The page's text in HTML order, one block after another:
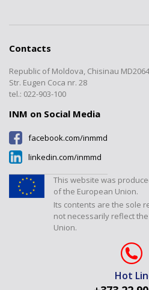
INM structure
Cooperation
Contacts
Frequency Measurements”
Laboratory
”Temperature and Humidity
Measurements” Laboratory
”Dimensional Measurements”
Laboratory
”Flow and Volume” Laboratory
”Physical-Chemical
Measurements” Laboratory
Laboratorul "Presiuni și forțe"
Documents
Certified products register
Tariffs
Contacts
Republic of Moldova, Chisinau MD2064
Str. Eugen Coca nr. 28
tel.: 022-903-100
INM on Social Media
facebook.com/inmmd
linkedin.com/inmmd
This website was
of the European Union.
Its contents are the sole
not necessarily reflect
Union.
Hot